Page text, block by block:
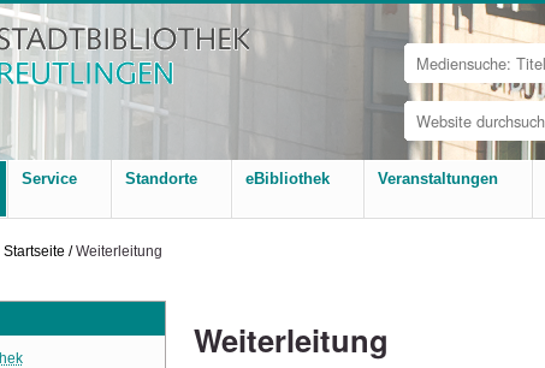
Website
durchsuchen
Erweiterte
Suche…
Service Standorte eBibliothek Veranstaltungen
Startseite /Weiterleitung
Weiterleitung